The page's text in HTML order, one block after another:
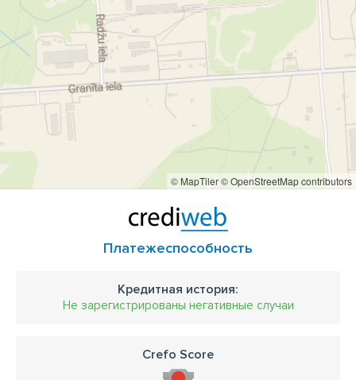
© MapTiler© OpenStreetMap contributors
Платежеспособность
Кредитная история:
Не зарегистрированы негативные случаи
Crefo Score